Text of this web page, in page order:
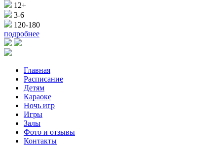
12+
3-6
120-180
подробнее
Главная
Расписание
Детям
Караоке
Ночь игр
Игры
Залы
Фото и отзывы
Контакты